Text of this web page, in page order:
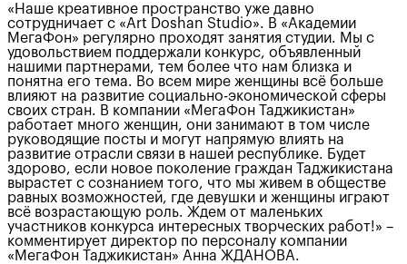
«Наше креативное пространство уже давно
сотрудничает с «Art Doshan Studio». В «Академии
МегаФон» регулярно проходят занятия студии. Мы с
удовольствием поддержали конкурс, объявленный
нашими партнерами, тем более что нам близка и
понятна его тема. Во всем мире женщины всё больше
влияют на развитие социально-экономической сферы
своих стран. В компании «МегаФон Таджикистан»
работает много женщин, они занимают в том числе
руководящие посты и могут напрямую влиять на
развитие отрасли связи в нашей республике. Будет
здорово, если новое поколение граждан Таджикистана
вырастет с сознанием того, что мы живем в обществе
равных возможностей, где девушки и женщины играют
всё возрастающую роль. Ждем от маленьких
участников конкурса интересных творческих работ!» –
комментирует директор по персоналу компании
«МегаФон Таджикистан» Анна ЖДАНОВА.